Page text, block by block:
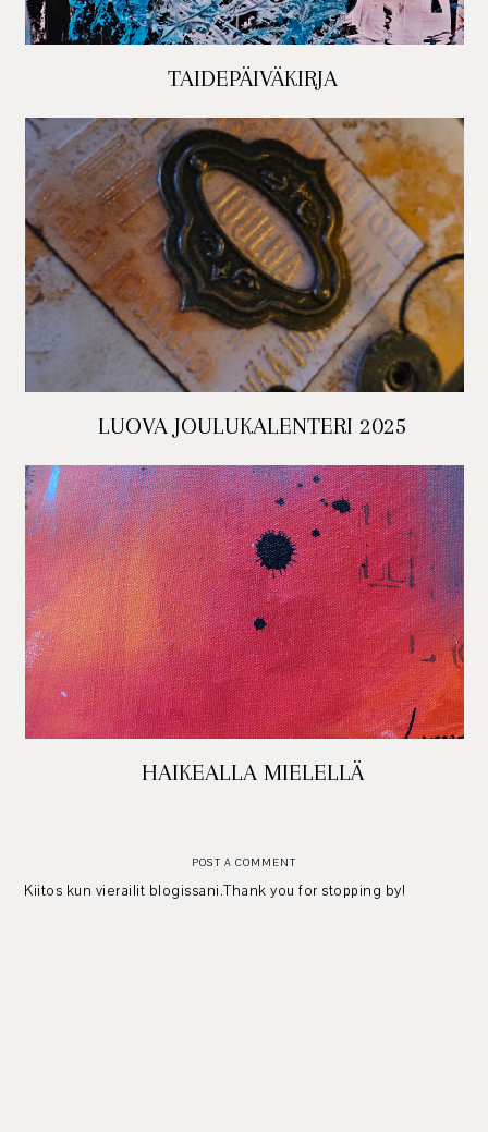
TAIDEPÄIVÄKIRJA
LUOVA JOULUKALENTERI 2025
HAIKEALLA MIELELLÄ
POST A COMMENT
Kiitos kun vierailit blogissani.Thank you for stopping by!